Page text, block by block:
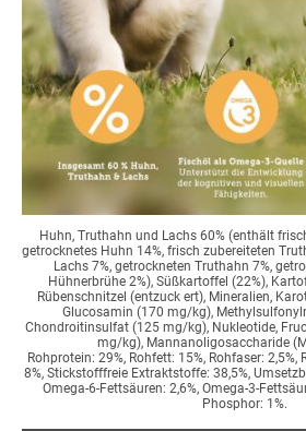
Huhn, Truthahn und Lachs 60% (enthält
getrocknetes Huhn 14%, frisch zubereiteten
Lachs 7%, getrockneten Truthahn 7%,
Hühnerbrühe 2%), Süßkartoffel (22%),
Rübenschnitzel (entzuck ert), Mineralien,
Glucosamin (170 mg/kg),
Chondroitinsulfat (125 mg/kg), Nukleotide,
mg/kg), Mannanoligosaccharide
Rohprotein: 29%, Rohfett: 15%, Rohfaser: 2,5%,
8%, Stickstofffreie Extraktstoffe: 38,5%,
Omega-6-Fettsäuren: 2,6%, Omega-3-
Phosphor: 1%.